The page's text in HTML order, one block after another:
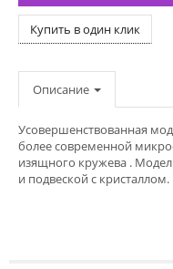
Купить в один клик
Описание
Усовершенствованная
более современной
изящного кружева .
и подвеской с кристаллом.